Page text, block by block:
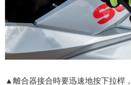
▲離合器接合時要迅速地按下拉桿